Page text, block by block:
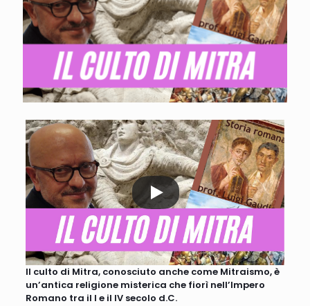
Il culto di Mitra, conosciuto anche come Mitraismo, è
un’antica religione misterica che fiorì nell’Impero
Romano tra il I e il IV secolo d.C.